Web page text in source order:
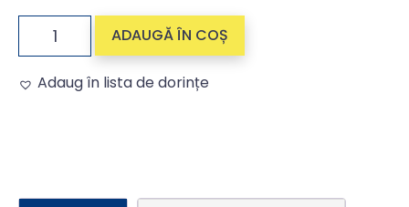
ADAUGĂ ÎN COȘ
Adaug în lista de dorințe